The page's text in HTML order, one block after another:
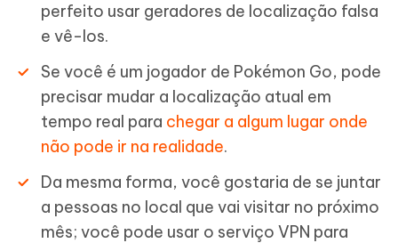
perfeito usar geradores de localização falsa
e vê-los.
Se você é um jogador de Pokémon Go, pode
precisar mudar a localização atual em
tempo real para chegar a algum lugar onde
não pode ir na realidade.
Da mesma forma, você gostaria de se juntar
a pessoas no local que vai visitar no próximo
mês; você pode usar o serviço VPN para